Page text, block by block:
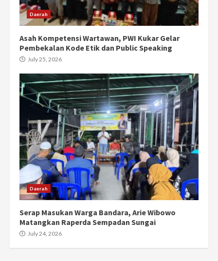
Daerah
Asah Kompetensi Wartawan, PWI Kukar Gelar
Pembekalan Kode Etik dan Public Speaking
July 25, 2026
Daerah
Serap Masukan Warga Bandara, Arie Wibowo
Matangkan Raperda Sempadan Sungai
July 24, 2026